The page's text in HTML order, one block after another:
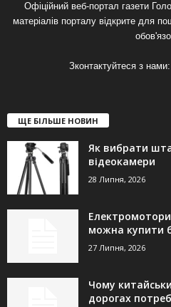
Офіційний веб-портал газети
матеріалів порталу відкрите для
Зконтактуйтеся з нами:
ЩЕ БІЛЬШЕ НОВИН
Як вибрати
відеокамери
28 Липня, 2026
можна купити
27 Липня, 2026
Чому
дорогах